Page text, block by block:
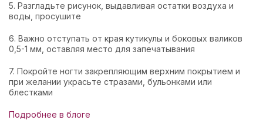
5. Разгладьте рисунок, выдавливая остатки воздуха и
воды, просушите
6. Важно отступать от края кутикулы и боковых валиков
0,5-1 мм, оставляя место для запечатывания
7. Покройте ногти закрепляющим верхним покрытием и
при желании украсьте стразами, бульонками или
блестками
Подробнее в блоге